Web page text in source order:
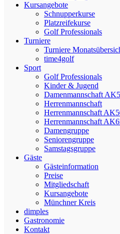
Kursangebote
Schnupperkurse
Platzreifekurse
Golf Professionals
Turniere
Turniere
time4golf
Sport
Golf Professionals
Kinder & Jugend
Damenmannschaft
Herrenmannschaft
Herrenmannschaft
Herrenmannschaft
Damengruppe
Seniorengruppe
Samstagsgruppe
Gäste
Gästeinformation
Preise
Mitgliedschaft
Kursangebote
Münchner Kreis
dimples
Gastronomie
Kontakt